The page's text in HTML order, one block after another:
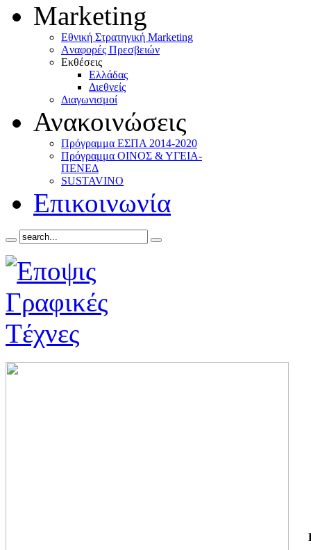
Marketing
Eθνική Στρατηγική Marketing
Aναφορές Πρεσβειών
Eκθέσεις
Eλλάδας
Διεθνείς
Διαγωνισμοί
Ανακοινώσεις
Πρόγραμμα ΕΣΠΑ 2014-2020
Πρόγραμμα ΟΙΝΟΣ & ΥΓΕΙΑ-
ΠΕΝΕΔ
SUSTAVINO
Επικοινωνία